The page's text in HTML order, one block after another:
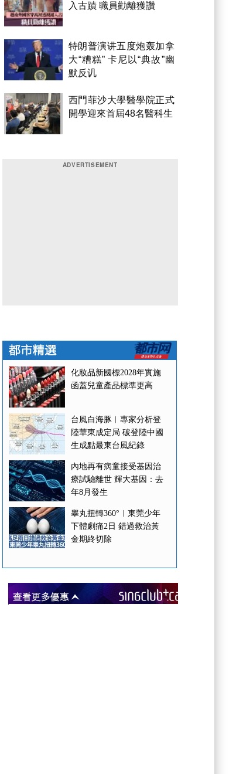
入古蹟 職員勸離獲讚
特朗普演讲五度炮轰加拿
大“糟糕” 卡尼以“典故”幽
默反讥
西門菲沙大學醫學院正式
開學迎來首屆48名醫科生